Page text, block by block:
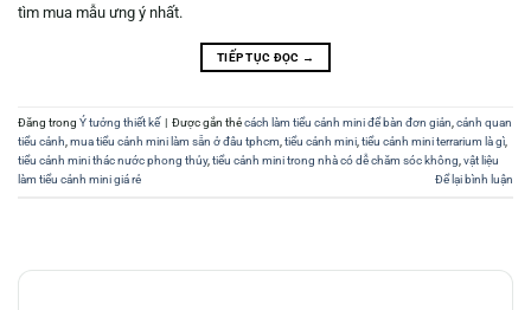
tìm mua mẫu ưng ý nhất.
TIẾP TỤC ĐỌC →
Đăng trong Ý tưởng thiết kế | Được gắn thẻcách làm tiểu cảnh mini để bàn đơn giản,cảnh quan
tiểu cảnh,mua tiểu cảnh mini làm sẵn ở đâu tphcm,tiểu cảnh mini,tiểu cảnh mini terrarium là gì,
tiểu cảnh mini thác nước phong thủy,tiểu cảnh mini trong nhà có dễ chăm sóc không,vật liệu
làm tiểu cảnh mini giá rẻ
Để lại bình luận